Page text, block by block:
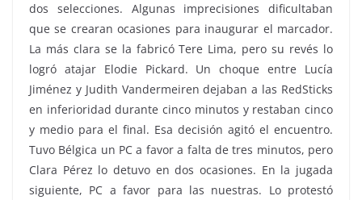
dos selecciones. Algunas imprecisiones dificultaban
que se crearan ocasiones para inaugurar el marcador.
La más clara se la fabricó Tere Lima, pero su revés lo
logró atajar Elodie Pickard. Un choque entre Lucía
Jiménez y Judith Vandermeiren dejaban a las RedSticks
en inferioridad durante cinco minutos y restaban cinco
y medio para el final. Esa decisión agitó el encuentro.
Tuvo Bélgica un PC a favor a falta de tres minutos, pero
Clara Pérez lo detuvo en dos ocasiones. En la jugada
siguiente, PC a favor para las nuestras. Lo protestó